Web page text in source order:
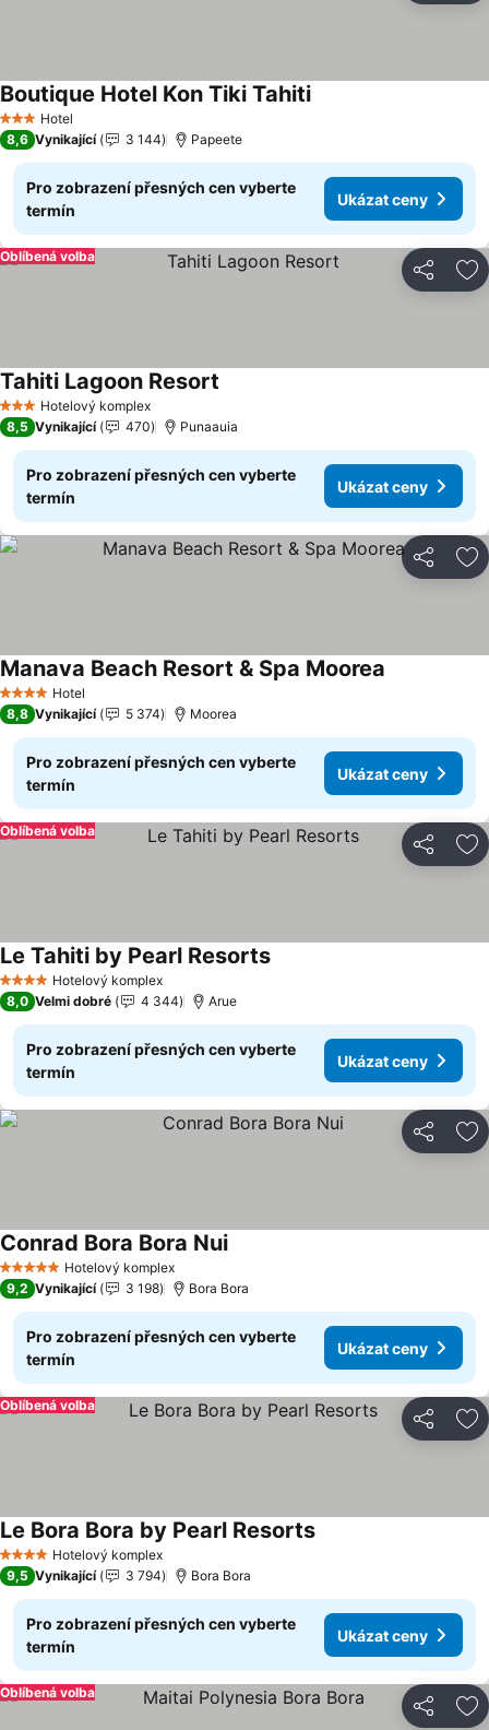
3 Počet hvězdiček
Hotel
Boutique Hotel Kon Tiki TahitiUkázat ceny
8,6 Vynikající 3 144 Papeete
Pro zobrazení přesných cen vyberte
termín
Ukázat ceny
Sdílet
Oblíbená volba
3 Počet hvězdiček
Hotelový komplex
Tahiti Lagoon Resort
8,5 Vynikající 470 Punaauia
Pro zobrazení přesných cen vyberte
termín
Ukázat ceny
Sdílet
4 Počet hvězdiček
Hotel
Manava Beach Resort & Spa Moorea
8,8 Vynikající 5 374 Moorea
Pro zobrazení přesných cen vyberte
termín
Ukázat ceny
Sdílet
Oblíbená volba
4 Počet hvězdiček
Hotelový komplex
Le Tahiti by Pearl ResortsUkázat ceny
8,0 Velmi dobré 4 344 Arue
Pro zobrazení přesných cen vyberte
termín
Ukázat ceny
Sdílet
5 Počet hvězdičekHotelový komplex
Conrad Bora Bora NuiUkázat ceny
9,2 Vynikající 3 198 Bora Bora
Pro zobrazení přesných cen vyberte
termín
Ukázat ceny
Sdílet
Oblíbená volba
4 Počet hvězdiček
Hotelový komplex
Le Bora Bora by Pearl ResortsUkázat ceny
9,5 Vynikající 3 794 Bora Bora
Pro zobrazení přesných cen vyberte
termín
Ukázat ceny
Sdílet
Oblíbená volba